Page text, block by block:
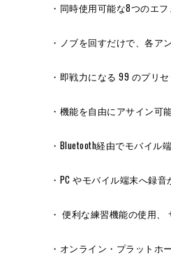
・同時使用可能な8つのエ
・ノブを回すだけで、各ア
・即戦力になる 99 のプリ
・機能を自由にアサイン可
・Bluetooth経由でモバイ
・PC やモバイル端末へ録音
・ 便利な練習機能の使用、
・オンライン・プラットホ